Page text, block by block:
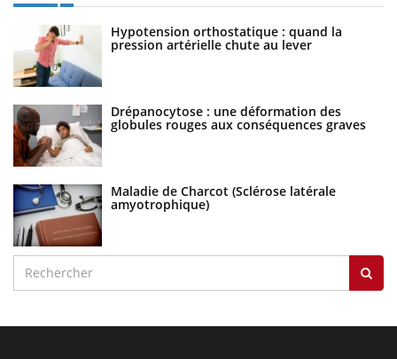
Hypotension orthostatique : quand la
pression artérielle chute au lever
Drépanocytose : une déformation des
globules rouges aux conséquences graves
Maladie de Charcot (Sclérose latérale
amyotrophique)